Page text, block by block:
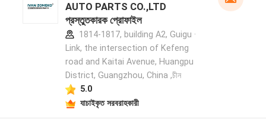
AUTO PARTS CO.,LTD
প্রস্তুতকারক প্রোফাইল
1814-1817, building A2, Guigu ·
Link, the intersection of Kefeng
road and Kaitai Avenue, Huangpu
District, Guangzhou, China ,চীন
5.0
যাচাইকৃত সরবরাহকারী